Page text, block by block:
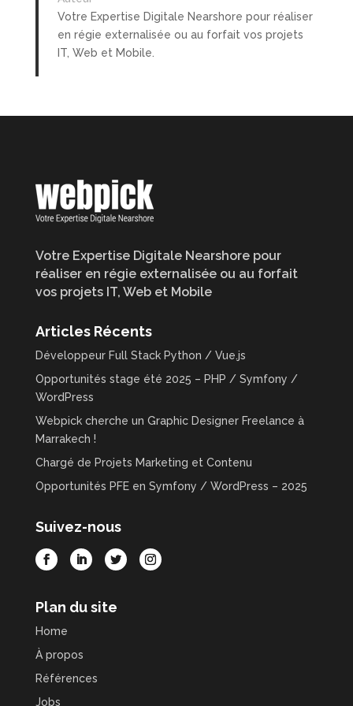
Votre Expertise Digitale Nearshore pour réaliser
en régie externalisée ou au forfait vos projets
IT, Web et Mobile.
Votre Expertise Digitale Nearshore pour
réaliser en régie externalisée ou au forfait
vos projets IT, Web et Mobile
Articles Récents
Développeur Full Stack Python / Vue.js
Opportunités stage été 2025 – PHP / Symfony /
WordPress
Webpick cherche un Graphic Designer Freelance à
Marrakech !
Chargé de Projets Marketing et Contenu
Opportunités PFE en Symfony / WordPress – 2025
Suivez-nous
Plan du site
Home
À propos
Références
Jobs